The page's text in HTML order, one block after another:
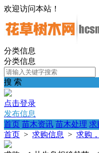
欢迎访问本站！
分类信息
分类信息
搜 索
点击登录
发布信息
首页 苗木资讯 苗木处理 求
首页 > 求购信息 > 求购